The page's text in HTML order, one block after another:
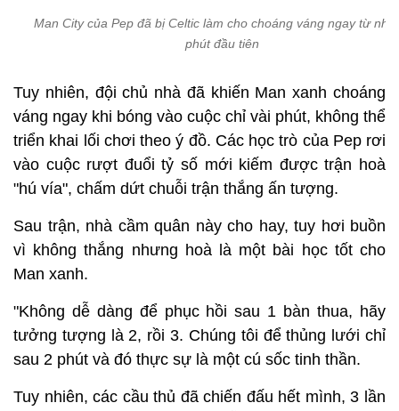
Man City của Pep đã bị Celtic làm cho choáng váng ngay từ
phút đầu tiên
Tuy nhiên, đội chủ nhà đã khiến Man xanh choáng
váng ngay khi bóng vào cuộc chỉ vài phút, không thể
triển khai lối chơi theo ý đồ. Các học trò của Pep rơi
vào cuộc rượt đuổi tỷ số mới kiếm được trận hoà
"hú vía", chấm dứt chuỗi trận thắng ấn tượng.
Sau trận, nhà cầm quân này cho hay, tuy hơi buồn
vì không thắng nhưng hoà là một bài học tốt cho
Man xanh.
"Không dễ dàng để phục hồi sau 1 bàn thua, hãy
tưởng tượng là 2, rồi 3. Chúng tôi để thủng lưới chỉ
sau 2 phút và đó thực sự là một cú sốc tinh thần.
Tuy nhiên, các cầu thủ đã chiến đấu hết mình, 3 lần